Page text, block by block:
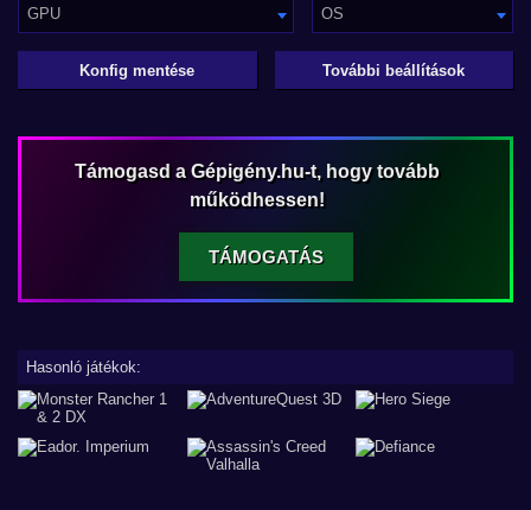
GPU OS
Konfig mentése További beállítások
Támogasd a Gépigény.hu-t, hogy tovább
működhessen!
TÁMOGATÁS
Hasonló játékok: